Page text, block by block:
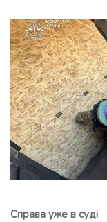
Справа уже в суді